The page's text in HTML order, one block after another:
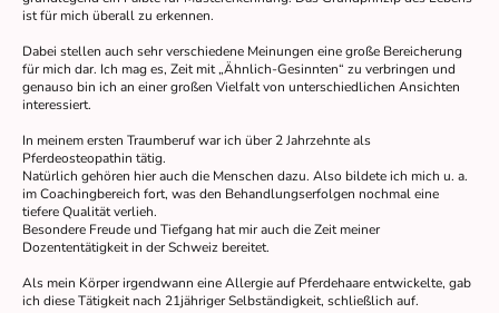
ist für mich überall zu erkennen.
Dabei stellen auch sehr verschiedene Meinungen eine große Bereicherung
für mich dar. Ich mag es, Zeit mit „Ähnlich-Gesinnten“ zu verbringen und
genauso bin ich an einer großen Vielfalt von unterschiedlichen Ansichten
interessiert.
In meinem ersten Traumberuf war ich über 2 Jahrzehnte als
Pferdeosteopathin tätig.
Natürlich gehören hier auch die Menschen dazu. Also bildete ich mich u. a.
im Coachingbereich fort, was den Behandlungserfolgen nochmal eine
tiefere Qualität verlieh.
Besondere Freude und Tiefgang hat mir auch die Zeit meiner
Dozententätigkeit in der Schweiz bereitet.
Als mein Körper irgendwann eine Allergie auf Pferdehaare entwickelte, gab
ich diese Tätigkeit nach 21jähriger Selbständigkeit, schließlich auf.